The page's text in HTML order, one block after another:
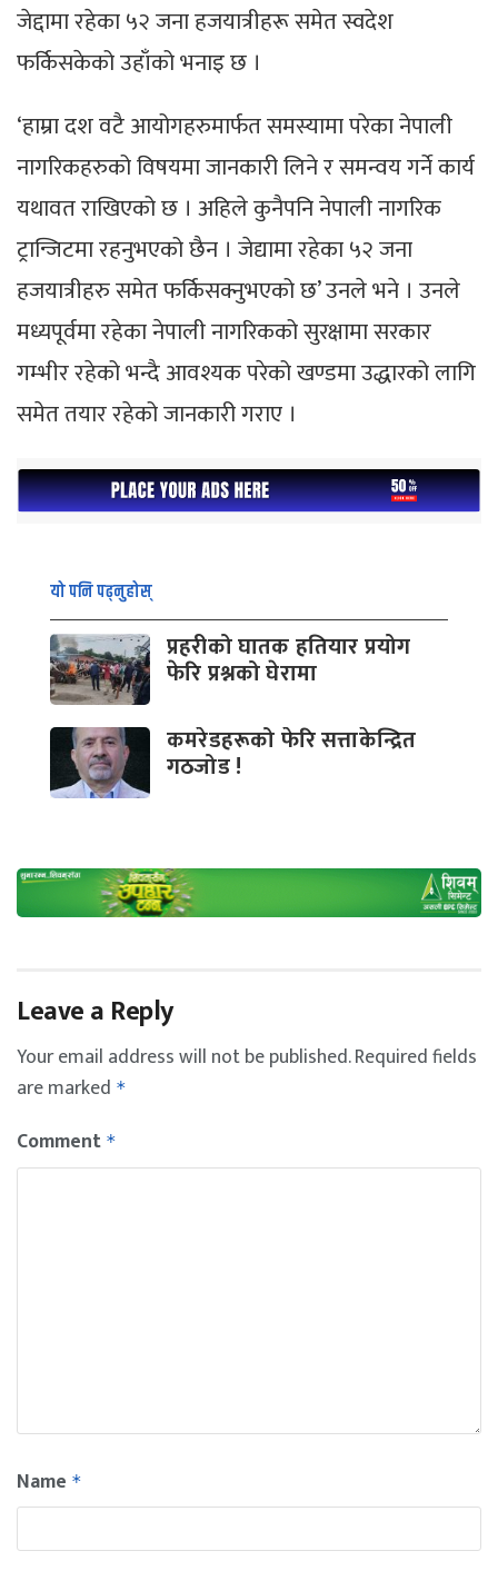
जेद्दामा रहेका ५२ जना हजयात्रीहरू समेत स्वदेश
फर्किसकेको उहाँको भनाइ छ ।
‘हाम्रा दश वटै आयोगहरुमार्फत समस्यामा परेका नेपाली
नागरिकहरुको विषयमा जानकारी लिने र समन्वय गर्ने कार्य
यथावत राखिएको छ । अहिले कुनैपनि नेपाली नागरिक
ट्रान्जिटमा रहनुभएको छैन । जेद्यामा रहेका ५२ जना
हजयात्रीहरु समेत फर्किसक्नुभएको छ’ उनले भने । उनले
मध्यपूर्वमा रहेका नेपाली नागरिकको सुरक्षामा सरकार
गम्भीर रहेको भन्दै आवश्यक परेको खण्डमा उद्धारको लागि
समेत तयार रहेको जानकारी गराए ।
यो पनि पढ्नुहोस्
प्रहरीको घातक हतियार प्रयोग
फेरि प्रश्नको घेरामा
कमरेडहरूको फेरि सत्ताकेन्द्रित
गठजोड !
Leave a Reply
Your email address will not be published.Required fields
are marked *
Comment *
Name *